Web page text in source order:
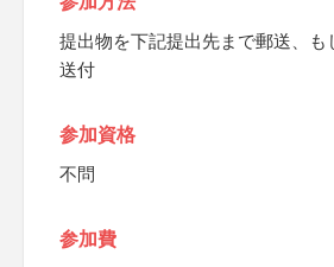
提出物を下記提出先まで郵送、も
送付
参加資格
不問
参加費